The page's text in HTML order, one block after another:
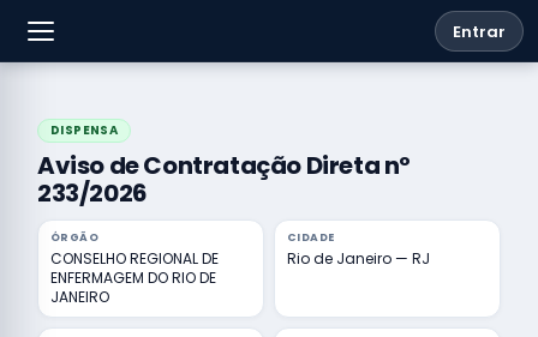
Entrar
DISPENSA
Aviso de Contratação Direta nº
233/2026
ÓRGÃO
CONSELHO REGIONAL DE
ENFERMAGEM DO RIO DE
JANEIRO
CIDADE
Rio de Janeiro — RJ